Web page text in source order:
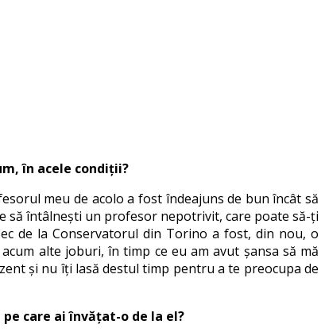
în acele condiții?
meu de acolo a fost îndeajuns de bun încât să
să întâlnești un profesor nepotrivit, care poate să-ți
de la Conservatorul din Torino a fost, din nou, o
alte joburi, în timp ce eu am avut șansa să mă
și nu îți lasă destul timp pentru a te preocupa de
care ai învățat-o de la el?